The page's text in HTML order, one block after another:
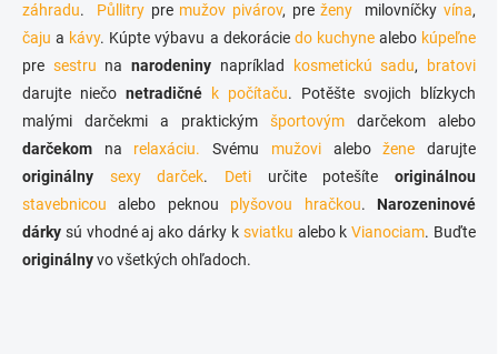
e
p
r
v
k
y
v
ý
p
i
s
záhradu. Půllitry premužov pivárov, preženy milovníčkyvína,
čaju a kávy. Kúpte výbavu a dekorácie do kuchynealebo kúpeľne
pre sestru nanarodeniny napríklad kosmetickú sadu,
bratovi
darujte niečo netradičné k počítaču. Potěšte svojich blízkych
malými darčekmi a praktickým športovým darčekom alebo
darčekom na relaxáciu. Svému mužovialebožene darujte
originálny
sexy darček. Deti určite potešíteoriginálnou
stavebnicoualebo peknou plyšovou hračkou.Narozeninové
dárky sú vhodné aj ako dárky k sviatku alebo kVianociam. Buďte
originálnyvo všetkých ohľadoch.